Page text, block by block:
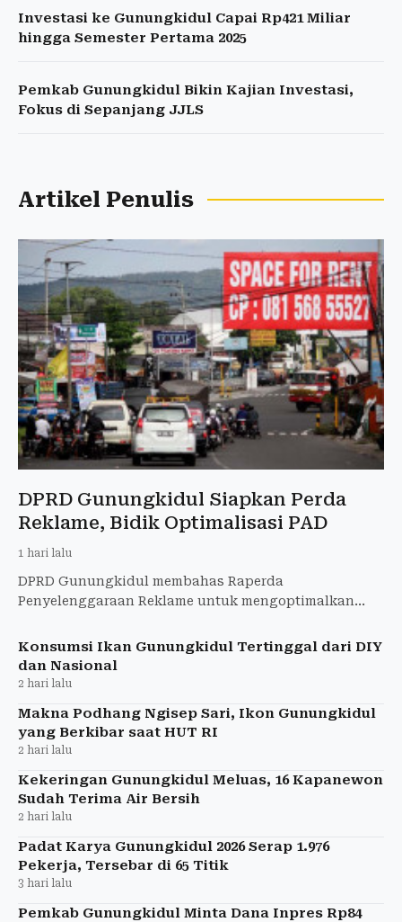
Investasi ke Gunungkidul Capai Rp421 Miliar
hingga Semester Pertama 2025
Pemkab Gunungkidul Bikin Kajian Investasi,
Fokus di Sepanjang JJLS
Artikel Penulis
DPRD Gunungkidul Siapkan Perda
Reklame, Bidik Optimalisasi PAD
1 hari lalu
DPRD Gunungkidul membahas Raperda
Penyelenggaraan Reklame untuk mengoptimalkan
hukum.
Konsumsi Ikan Gunungkidul Tertinggal dari DIY
dan Nasional
2 hari lalu
Makna Podhang Ngisep Sari, Ikon Gunungkidul
yang Berkibar saat HUT RI
2 hari lalu
Kekeringan Gunungkidul Meluas, 16 Kapanewon
Sudah Terima Air Bersih
2 hari lalu
Padat Karya Gunungkidul 2026 Serap 1.976
Pekerja, Tersebar di 65 Titik
3 hari lalu
Pemkab Gunungkidul Minta Dana Inpres Rp84